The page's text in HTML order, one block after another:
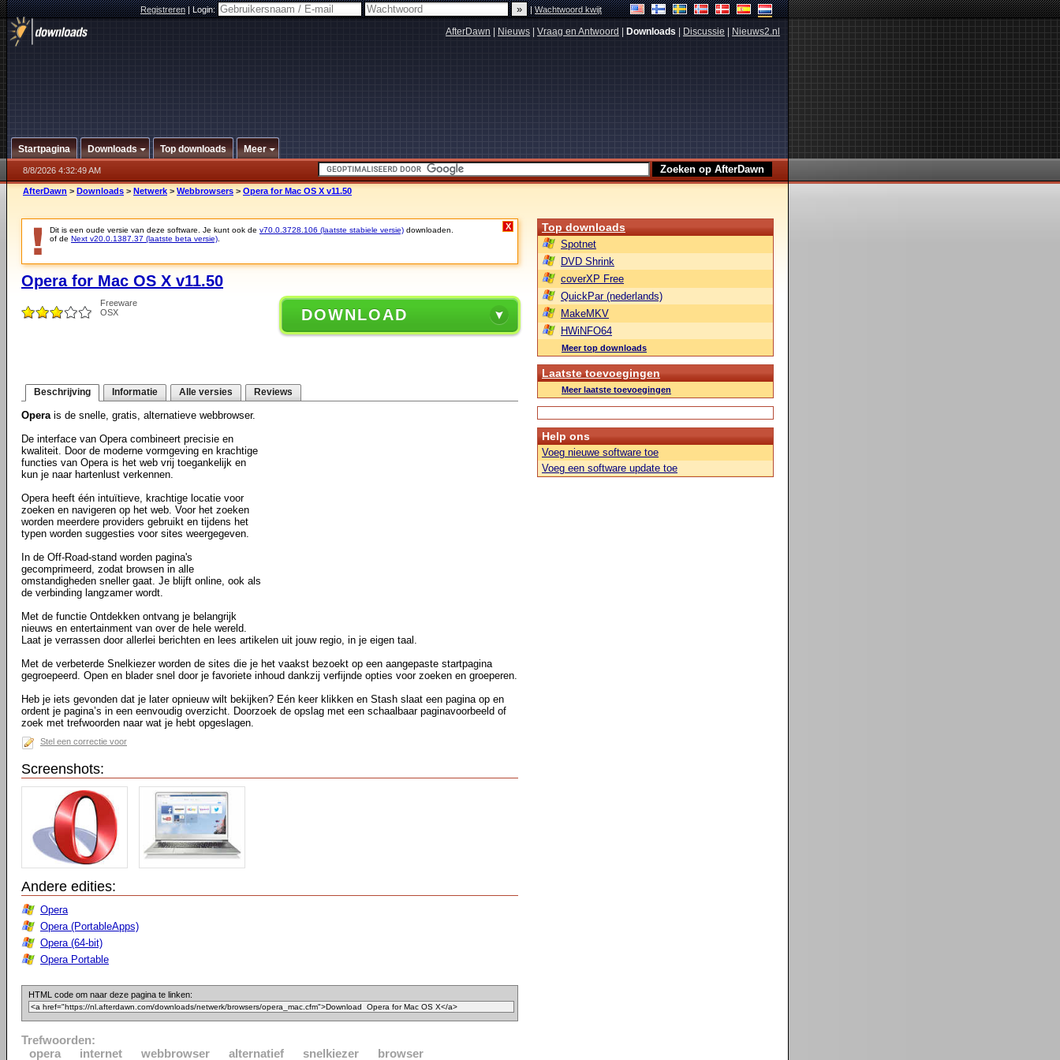
Registreren|Login: |Wachtwoord kwijt
AfterDawn Nieuws Vraag en Antwoord Downloads Discussie Nieuws2.nl
Startpagina Downloads Top downloads Meer
8/8/2026 4:32:49 AM
AfterDawn > Downloads > Netwerk > Webbrowsers > Opera for Mac OS X v11.50
Dit is een oude versie van deze software. Je kunt ook de v70.0.3728.106 (laatste stabiele versie) downloaden.
of de Next v20.0.1387.37 (laatste beta versie)
X
Opera for Mac OS X v11.50
Freeware
OSX
DOWNLOAD
Beschrijving Informatie Alle versies Reviews
Operais de snelle, gratis, alternatieve webbrowser.
De interface van Opera combineert precisie en
kwaliteit. Door de moderne vormgeving en krachtige
functies van Opera is het web vrij toegankelijk en
kun je naar hartenlust verkennen.
Opera heeft één intuïtieve, krachtige locatie voor
zoeken en navigeren op het web. Voor het zoeken
worden meerdere providers gebruikt en tijdens het
typen worden suggesties voor sites weergegeven.
In de Off-Road-stand worden pagina's
gecomprimeerd, zodat browsen in alle
omstandigheden sneller gaat. Je blijft online, ook als
de verbinding langzamer wordt.
Met de functie Ontdekken ontvang je belangrijk
nieuws en entertainment van over de hele wereld.
Laat je verrassen door allerlei berichten en lees artikelen uit jouw regio, in je eigen taal.
Met de verbeterde Snelkiezer worden de sites die je het vaakst bezoekt op een aangepaste startpagina
gegroepeerd. Open en blader snel door je favoriete inhoud dankzij verfijnde opties voor zoeken en groeperen.
Heb je iets gevonden dat je later opnieuw wilt bekijken? Eén keer klikken en Stash slaat een pagina op en
ordent je pagina’s in een eenvoudig overzicht. Doorzoek de opslag met een schaalbaar paginavoorbeeld of
zoek met trefwoorden naar wat je hebt opgeslagen.
Stel een correctie voor
Screenshots:
Andere edities:
Opera
Opera (PortableApps)
Opera (64-bit)
Opera Portable
HTML code om naar deze pagina te linken:
Trefwoorden:
opera
internet webbrowser alternatief snelkiezer browser
Top downloads
Spotnet
DVD Shrink
coverXP Free
QuickPar (nederlands)
MakeMKV
HWiNFO64
Meer top downloads
Laatste toevoegingen
Meer laatste toevoegingen
Help ons
Voeg nieuwe software toe
Voeg een software update toe